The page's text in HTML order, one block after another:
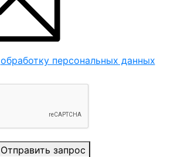
обработку персональных данных
Отправить запрос